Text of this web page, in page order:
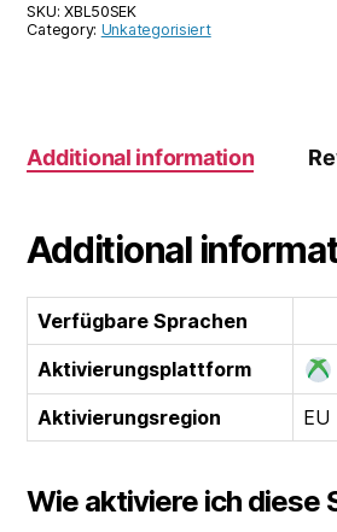
SKU:XBL50SEK
Category: Unkategorisiert
Additional information
Additional
Verfügbare Sprachen
Aktivierungsplattform
Aktivierungsregion EU
Wie aktiviere ich diese